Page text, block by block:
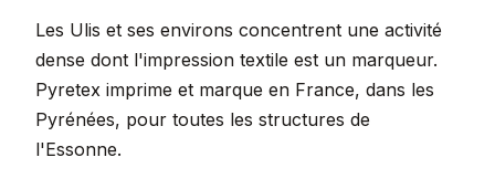
Les Ulis et ses environs concentrent une activité
dense dont l'impression textile est un marqueur.
Pyretex imprime et marque en France, dans les
Pyrénées, pour toutes les structures de
l'Essonne.